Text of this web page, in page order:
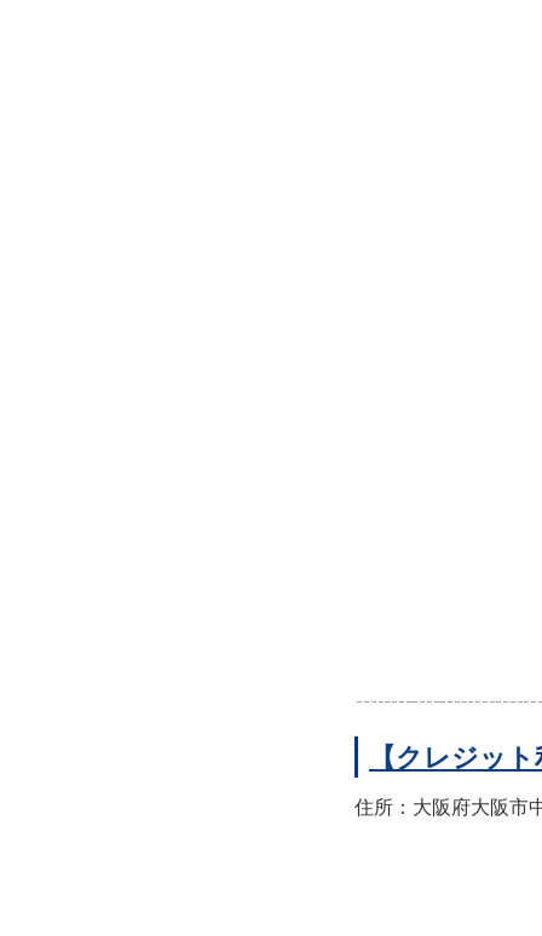
【クレジッ
住所：大阪府大阪市